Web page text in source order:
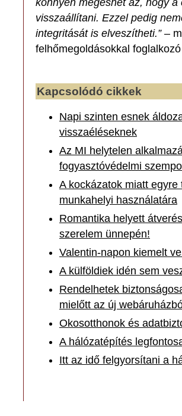
könnyen megeshet az, hogy
visszaállítani. Ezzel pedig
integritását is elveszítheti.”–
felhőmegoldásokkal
Kapcsolódó cikkek
Napi szinten esnek
visszaéléseknek
Az MI helytelen
fogyasztóvédelmi
A kockázatok miatt
munkahelyi használatára
Romantika helyett
szerelem ünnepén!
Valentin-napon kiemelt
A külföldiek idén sem
Rendelhetek
mielőtt az új
Okosotthonok és
A hálózatépítés
Itt az idő felgyorsítani a